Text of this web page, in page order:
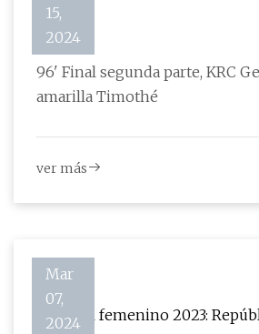
15,
2024
Genk 2
96' Final segunda parte, KRC Genk
amarilla Timothé
ver más
Mar
07,
2024
Mundial femenino 2023: